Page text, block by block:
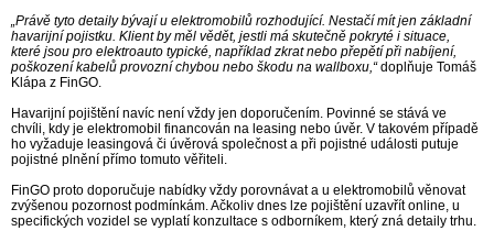
„Právě tyto detaily bývají u elektromobilů rozhodující. Nestačí mít jen základní
havarijní pojistku. Klient by měl vědět, jestli má skutečně pokryté i situace,
které jsou pro elektroauto typické, například zkrat nebo přepětí při nabíjení,
poškození kabelů provozní chybou nebo škodu na wallboxu,“doplňuje Tomáš
Klápa z FinGO.
Havarijní pojištění navíc není vždy jen doporučením. Povinné se stává ve
chvíli, kdy je elektromobil financován na leasing nebo úvěr. V takovém případě
ho vyžaduje leasingová či úvěrová společnost a při pojistné události putuje
pojistné plnění přímo tomuto věřiteli.
FinGO proto doporučuje nabídky vždy porovnávat a u elektromobilů věnovat
zvýšenou pozornost podmínkám. Ačkoliv dnes lze pojištění uzavřít online, u
specifických vozidel se vyplatí konzultace s odborníkem, který zná detaily trhu.